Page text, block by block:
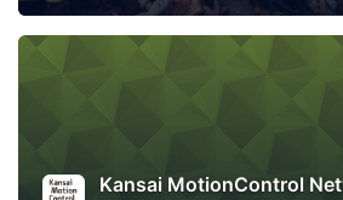
Kansai MotionControl